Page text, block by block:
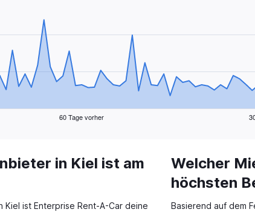
60 Tage vorher
in Kiel ist am
ist Enterprise Rent-A-Car deine
Welcher
höchsten
Basierend auf dem